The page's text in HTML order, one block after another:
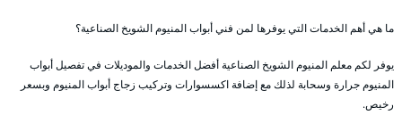
ما هي أهم الخدمات التي يوفرها لمن فني أبواب المنيوم الشويخ الصناعية؟
يوفر لكم معلم المنيوم الشويخ الصناعية أفضل الخدمات والموديلات في تفصيل أبواب
المنيوم جرارة وسحابة لذلك مع إضافة اكسسوارات وتركيب زجاج أبواب المنيوم وبسعر
رخيص.